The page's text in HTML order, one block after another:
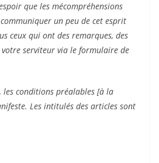
que les mécompréhensions
un peu de cet esprit
ceux qui ont des remarques, des
serviteur via le formulaire de
les conditions préalables [à la
Les intitulés des articles sont